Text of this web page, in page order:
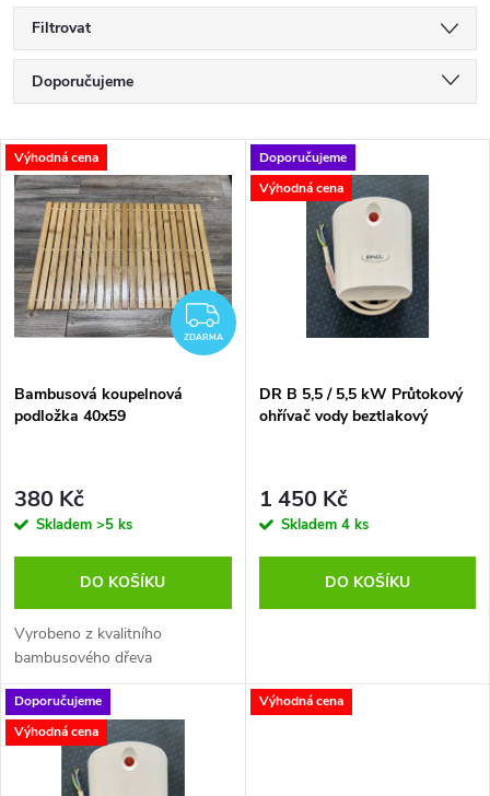
Filtrovat
Ř
a
z
e
n
í
p
o
d
u
k
t
Doporučujeme
Nejdražší
Nejprodávanější
Abecedně
V
ý
p
i
s
p
r
o
d
u
k
t
Výhodná cena
ZDARMA
ZDARMA
Bambusová koupelnová
podložka 40x59
380 Kč
Skladem >5 ks
DO KOŠÍKU
Vyrobeno z kvalitního
bambusového dřeva
Doporučujeme
Výhodná cena
DR B 5,5 / 5,5 kW Průtokový
ohřívač vody beztlakový
1 450 Kč
Skladem 4 ks
DO KOŠÍKU
Doporučujeme
Výhodná cena
Výhodná cena